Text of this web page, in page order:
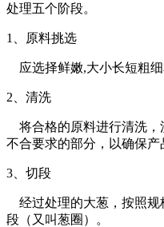
处理五个阶段。
1、原料挑选
应选择鲜嫩,大小长短粗细
2、清洗
将合格的原料进行清洗，
不合要求的部分，以确保产
3、切段
经过处理的大葱，按照规
段（又叫葱圈）。